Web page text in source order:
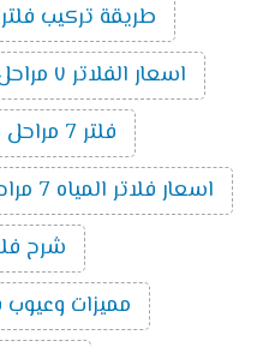
طريقة تركيب فلتر مياه 7
اسعار الفلاتر ٧ مراحل
فلتر 7 مراحل تايواني امريكي
اسعار فلاتر المياه 7 مراحل
شرح فلتر 7
مميزات وعيوب فلتر